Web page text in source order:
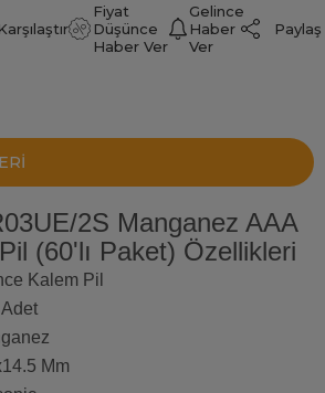
Karşılaştır
Fiyat
Düşünce
Haber Ver
Gelince
Haber
Ver
Paylaş
2S Manganez AAA
(60'lı Paket) Özellikleri
Kalem Pil
Adet
Mm